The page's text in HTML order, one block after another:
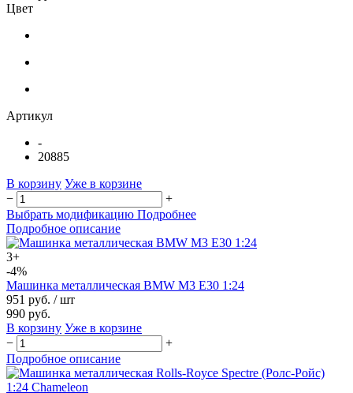
Цвет
Артикул
-
20885
В корзину Уже в корзине
−
+
Выбрать модификацию Подробнее
Подробное описание
3+
-4%
Машинка металлическая BMW M3 E30 1:24
951 руб. / шт
990 руб.
В корзину Уже в корзине
−
+
Подробное описание